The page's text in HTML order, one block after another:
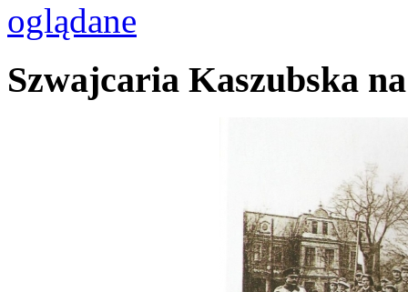
oglądane
Szwajcaria Kaszubska